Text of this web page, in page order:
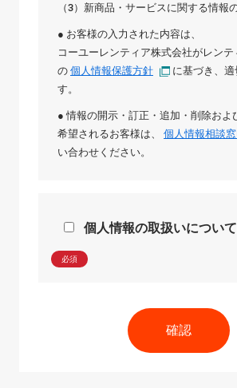
（3）新商品・サービスに関する情報
● お客様の入力された内容は、
コーユーレンティア株式会社がレン
の 個人情報保護方針
に基づき、適
す。
● 情報の開示・訂正・追加・削除およ
希望されるお客様は、 個人情報相談窓
い合わせください。
個人情報の取扱いについ
必須